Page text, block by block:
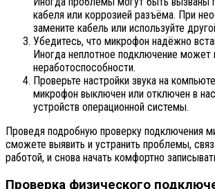
кабеля или коррозией разъёма. При
замените кабель или используйте
Убедитесь, что микрофон надёжно
Иногда неплотное подключение может
неработоспособности.
Проверьте настройки звука на
микрофон выключен или отключен в
устройств операционной системы.
Проведя подробную проверку подключения
сможете выявить и устранить проблемы,
работой, и снова начать комфортно
Проверка физического